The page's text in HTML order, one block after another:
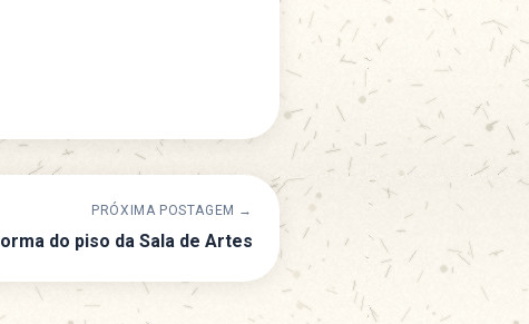
PRÓXIMA POSTAGEM →
do piso da Sala de Artes